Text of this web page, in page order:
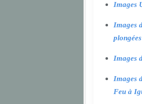
Images
Images
Images
Images
Feu à